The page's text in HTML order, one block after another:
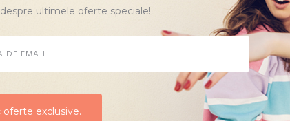
Cod
ultimele oferte speciale!
oferte exclusive.
oferte exclusive.